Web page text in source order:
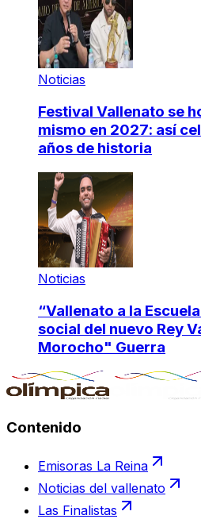
Noticias
Festival Vallenato se
mismo en 2027: así
años de historia
Noticias
“Vallenato a la
social del nuevo Rey
Morocho" Guerra
Contenido
Emisoras La Reina
Noticias del vallenato
Las Finalistas